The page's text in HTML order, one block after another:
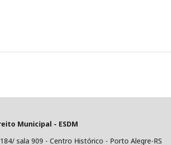
Municipal - ESDM
sala 909 - Centro Histórico - Porto Alegre-RS